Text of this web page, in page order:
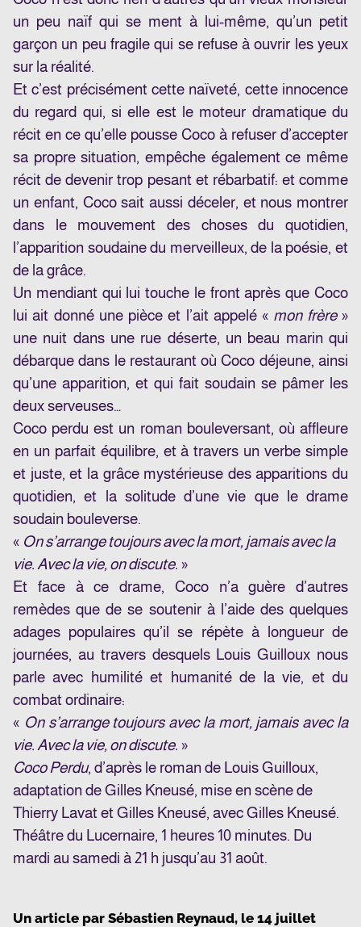
un peu naïf qui se ment à lui-même, qu’un petit
garçon un peu fragile qui se refuse à ouvrir les yeux
sur la réalité.
Et c’est précisément cette naïveté, cette innocence
du regard qui, si elle est le moteur dramatique du
récit en ce qu’elle pousse Coco à refuser d’accepter
sa propre situation, empêche également ce même
récit de devenir trop pesant et rébarbatif: et comme
un enfant, Coco sait aussi déceler, et nous montrer
dans le mouvement des choses du quotidien,
l’apparition soudaine du merveilleux, de la poésie, et
de la grâce.
Un mendiant qui lui touche le front après que Coco
lui ait donné une pièce et l’ait appelé « mon frère»
une nuit dans une rue déserte, un beau marin qui
débarque dans le restaurant où Coco déjeune, ainsi
qu’une apparition, et qui fait soudain se pâmer les
deux serveuses…
Coco perdu est un roman bouleversant, où affleure
en un parfait équilibre, et à travers un verbe simple
et juste, et la grâce mystérieuse des apparitions du
quotidien, et la solitude d’une vie que le drame
soudain bouleverse.
« On s’arrange toujours avec la mort, jamais avec la
vie. Avec la vie, on discute. »
Et face à ce drame, Coco n’a guère d’autres
remèdes que de se soutenir à l’aide des quelques
adages populaires qu’il se répète à longueur de
journées, au travers desquels Louis Guilloux nous
parle avec humilité et humanité de la vie, et du
combat ordinaire:
« On s’arrange toujours avec la mort, jamais avec la
vie. Avec la vie, on discute. »
Coco Perdu, d’après le roman de Louis Guilloux,
adaptation de Gilles Kneusé, mise en scène de
Thierry Lavat et Gilles Kneusé, avec Gilles Kneusé.
Théâtre du Lucernaire, 1 heures 10 minutes. Du
mardi au samedi à 21 h jusqu’au 31 août.
Un article par Sébastien Reynaud, le 14 juillet